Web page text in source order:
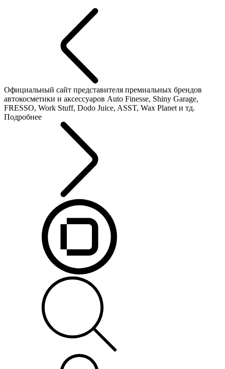
Официальный сайт представителя премиальных брендов
автокосметики и аксессуаров Auto Finesse, Shiny Garage,
FRESSO, Work Stuff, Dodo Juice, ASST, Wax Planet и тд.
Подробнее